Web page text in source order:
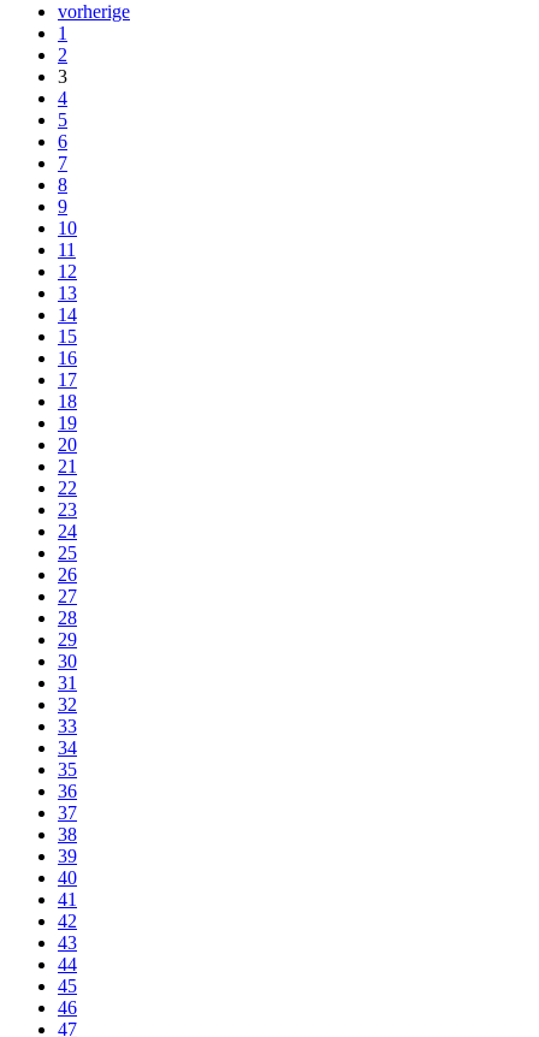
vorherige
1
2
3
4
5
6
7
8
9
10
11
12
13
14
15
16
17
18
19
20
21
22
23
24
25
26
27
28
29
30
31
32
33
34
35
36
37
38
39
40
41
42
43
44
45
46
47